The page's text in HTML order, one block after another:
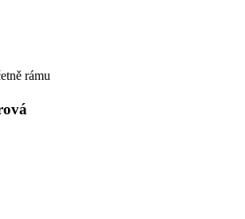
rámu